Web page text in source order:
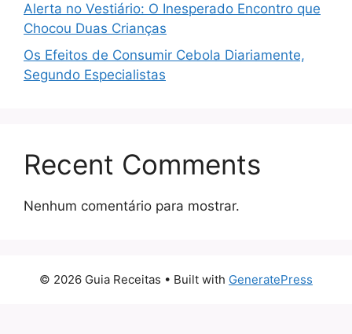
Alerta no Vestiário: O Inesperado Encontro que
Chocou Duas Crianças
Os Efeitos de Consumir Cebola Diariamente,
Segundo Especialistas
Recent Comments
Nenhum comentário para mostrar.
© 2026 Guia Receitas • Built with GeneratePress